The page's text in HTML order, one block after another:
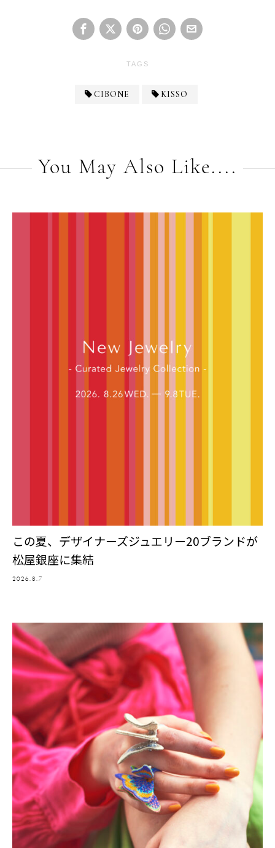
TAGS
CIBONE KISSO
You May Also Like....
この夏、デザイナーズジュエリー20ブランドが
松屋銀座に集結
2026.8.7